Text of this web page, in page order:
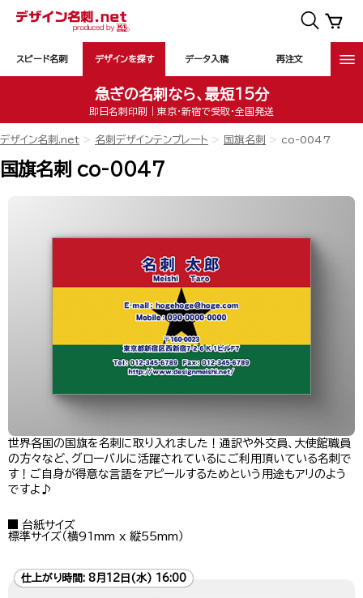
スピード名刺 デザインを探す データ入稿 再注文
急ぎの名刺なら、最短15分
即日名刺印刷｜東京・新宿で受取・全国発送
デザイン名刺.net 名刺デザインテンプレート 国旗名刺 co-0047
国旗名刺 co-0047
世界各国の国旗を名刺に取り入れました！通訳や外交員、大使館職員
の方々など、グローバルに活躍されているにご利用頂いている名刺で
す！ご自身が得意な言語をアピールするためという用途もアリのよう
ですよ♪
台紙サイズ
標準サイズ（横91mm x 縦55mm）
仕上がり時間: 8月12日(水) 16:00